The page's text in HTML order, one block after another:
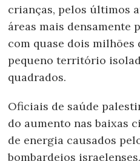
crianças, pelos últimos
áreas mais densamente
com quase dois milhões
pequeno território
quadrados.
Oficiais de saúde
do aumento nas baixas
de energia causados
bombardeios